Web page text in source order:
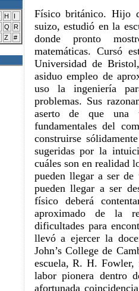
H
I
Q
R
Z #
Físico británico. Hijo
suizo, estudió en la
donde pronto
matemáticas. Cursó
Universidad de
asiduo empleo de
uso la ingeniería
problemas. Sus
aserto de que una
fundamentales del
construirse
sugeridas por la
cuáles son en realidad
pueden llegar a ser
pueden llegar a ser
físico deberá
aproximado de la
dificultades para
llevó a ejercer la
John’s College de
escuela, R. H.
labor pionera dentro
afortunada